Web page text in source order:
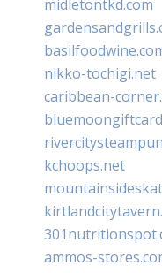
midletontkd.com
nikko-tochigi.net
caribbean-
kchoops.net
ammos-